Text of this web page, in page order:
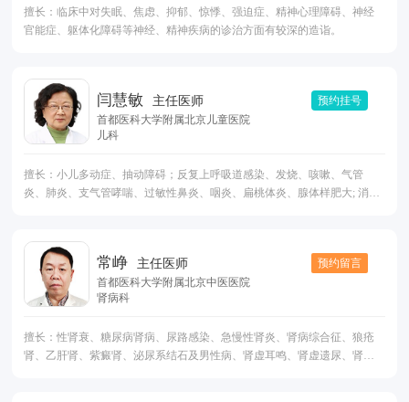
擅长：临床中对失眠、焦虑、抑郁、惊悸、强迫症、精神心理障碍、神经
官能症、躯体化障碍等神经、精神疾病的诊治方面有较深的造诣。
闫慧敏 主任医师
预约挂号
首都医科大学附属北京儿童医院
儿科
擅长：小儿多动症、抽动障碍；反复上呼吸道感染、发烧、咳嗽、气管
炎、肺炎、支气管哮喘、过敏性鼻炎、咽炎、扁桃体炎、腺体样肥大; 消化
巴结炎、遗尿、过敏性紫癜、肾炎、贫血、过敏性皮炎、湿疹等。
常峥 主任医师
预约留言
首都医科大学附属北京中医医院
肾病科
擅长：性肾衰、糖尿病肾病、尿路感染、急慢性肾炎、肾病综合征、狼疮
肾、乙肝肾、紫癜肾、泌尿系结石及男性病、肾虚耳鸣、肾虚遗尿、肾虚